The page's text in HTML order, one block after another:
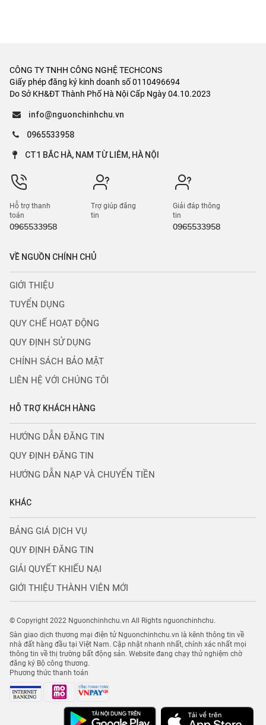
CÔNG TY TNHH CÔNG NGHỆ TECHCONS
Giấy phép đăng ký kinh doanh số 0110496694
Do Sở KH&ĐT Thành Phố Hà Nội Cấp Ngày 04.10.2023
info@nguonchinhchu.vn
0965533958
CT1 BẮC HÀ, NAM TỪ LIÊM, HÀ NỘI
Hỗ trợ thanh
toán
0965533958
Trợ giúp đăng
tin
Giải đáp thông
tin
0965533958
VỀ NGUỒN CHÍNH CHỦ
GIỚI THIỆU
TUYỂN DỤNG
QUY CHẾ HOẠT ĐỘNG
QUY ĐỊNH SỬ DỤNG
CHÍNH SÁCH BẢO MẬT
LIÊN HỆ VỚI CHÚNG TÔI
HỖ TRỢ KHÁCH HÀNG
HƯỚNG DẪN ĐĂNG TIN
QUY ĐỊNH ĐĂNG TIN
HƯỚNG DẪN NẠP VÀ CHUYỂN TIỀN
KHÁC
BẢNG GIÁ DỊCH VỤ
QUY ĐỊNH ĐĂNG TIN
GIẢI QUYẾT KHIẾU NẠI
GIỚI THIỆU THÀNH VIÊN MỚI
© Copyright 2022 Nguonchinhchu.vn All Rights nguonchinhchu.
Sàn giao dịch thương mại điện tử Nguonchinhchu.vn là kênh thông tin về
nhà đất hàng đầu tại Việt Nam. Cập nhật nhanh nhất, chính xác nhất mọi
thông tin về thị trường bất động sản. Website đang chạy thử nghiệm chờ
đăng ký Bộ công thương.
Phương thức thanh toán